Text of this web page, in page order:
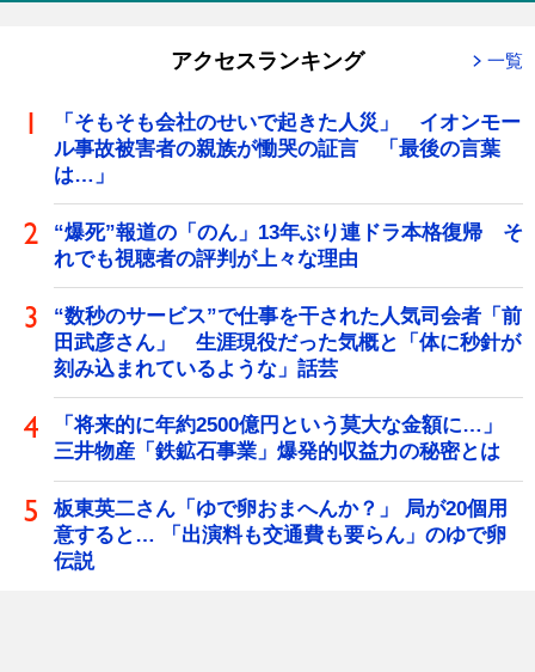
アクセスランキング 一覧
「そもそも会社のせいで起きた人災」 イオンモー
ル事故被害者の親族が慟哭の証言 「最後の言葉
は…」
“爆死”報道の「のん」13年ぶり連ドラ本格復帰 そ
れでも視聴者の評判が上々な理由
“数秒のサービス”で仕事を干された人気司会者「前
田武彦さん」 生涯現役だった気概と「体に秒針が
刻み込まれているような」話芸
「将来的に年約2500億円という莫大な金額に…」
三井物産「鉄鉱石事業」爆発的収益力の秘密とは
板東英二さん「ゆで卵おまへんか？」 局が20個用
意すると… 「出演料も交通費も要らん」のゆで卵
伝説